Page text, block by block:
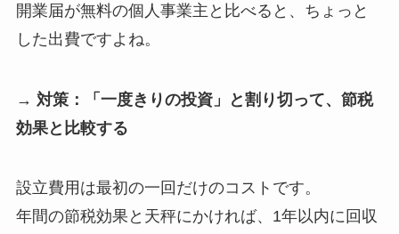
開業届が無料の個人事業主と比べると、ちょっと
した出費ですよね。
→ 対策：「一度きりの投資」と割り切って、節税
効果と比較する
設立費用は最初の一回だけのコストです。
年間の節税効果と天秤にかければ、1年以内に回収